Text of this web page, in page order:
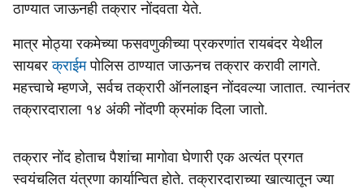
ठाण्यात जाऊनही तक्रार नोंदवता येते.
मात्र मोठ्या रकमेच्या फसवणुकीच्या प्रकरणांत रायबंदर येथील
सायबरक्राईमपोलिस ठाण्यात जाऊनच तक्रार करावी लागते.
महत्त्वाचे म्हणजे, सर्वच तक्रारी ऑनलाइन नोंदवल्या जातात. त्यानंतर
तक्रारदाराला १४ अंकी नोंदणी क्रमांक दिला जातो.
तक्रार नोंद होताच पैशांचा मागोवा घेणारी एक अत्यंत प्रगत
स्वयंचलित यंत्रणा कार्यान्वित होते. तक्रारदाराच्या खात्यातून ज्या